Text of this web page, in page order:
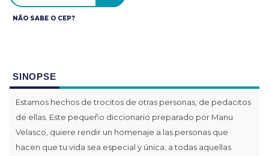
NÃO SABE O CEP?
SINOPSE
Estamos hechos de trocitos de otras personas, de pedacitos
de ellas. Este pequeño diccionario preparado por Manu
Velasco, quiere rendir un homenaje a las personas que
hacen que tu vida sea especial y única; a todas aquellas